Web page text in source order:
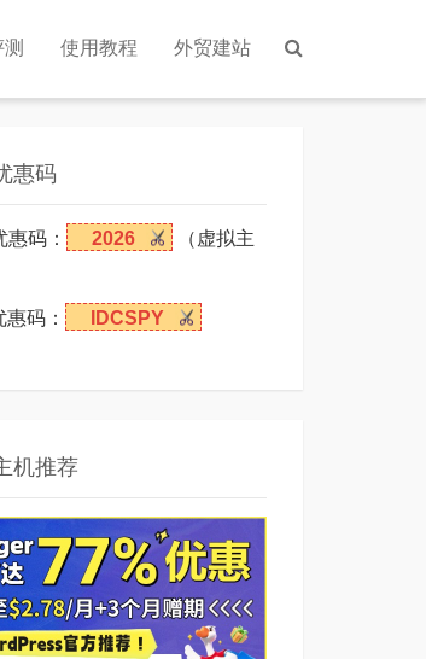
使用教程 外贸建站
惠码
码： 2026
（虚拟主
码： IDCSPY
机推荐